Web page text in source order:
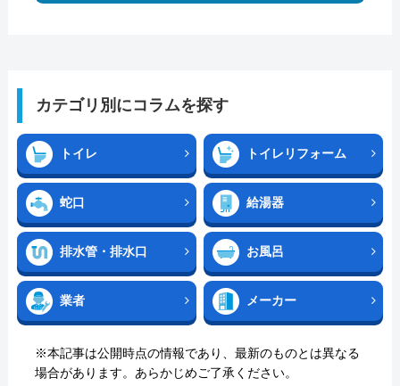
カテゴリ別にコラムを探す
トイレ トイレリフォーム
蛇口 給湯器
排水管・排水口 お風呂
業者 メーカー
※本記事は公開時点の情報であり、最新のものとは異なる
場合があります。あらかじめご了承ください。